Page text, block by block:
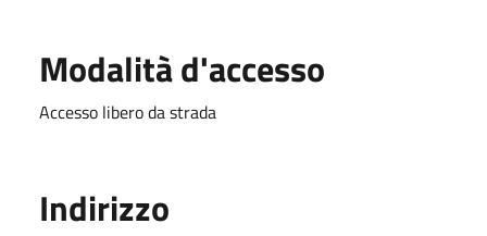
Modalità d'accesso
Accesso libero da strada
Indirizzo